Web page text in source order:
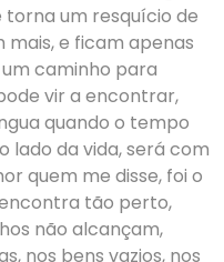
um resquício de
e ficam apenas
caminho para
vir a encontrar,
quando o tempo
lado da vida, será com
quem me disse, foi o
tão perto,
não alcançam,
nos bens vazios, nos